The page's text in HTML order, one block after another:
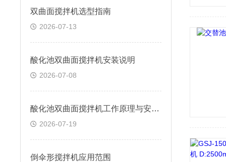
双曲面搅拌机选型指南
2026-07-13
酸化池双曲面搅拌机安装说明
2026-07-08
酸化池双曲面搅拌机工作原理与安装要点
2026-07-19
倒伞形搅拌机应用范围